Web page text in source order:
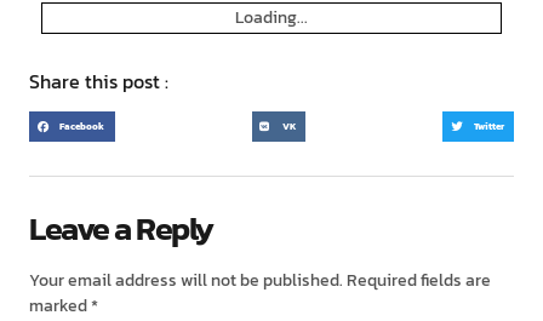
Loading...
Share this post :
Facebook VK Twitter
Leave a Reply
Your email address will not be published. Required fields are
marked*